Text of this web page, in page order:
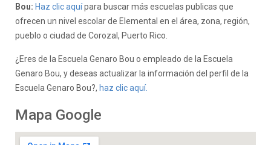
Bou: Haz clic aquípara buscar más escuelas publicas que
ofrecen un nivel escolar de Elemental en el área, zona, región,
pueblo o ciudad de Corozal, Puerto Rico.
¿Eres de la Escuela Genaro Bou o empleado de la Escuela
Genaro Bou, y deseas actualizar la información del perfil de la
Escuela Genaro Bou?, haz clic aquí.
Mapa Google